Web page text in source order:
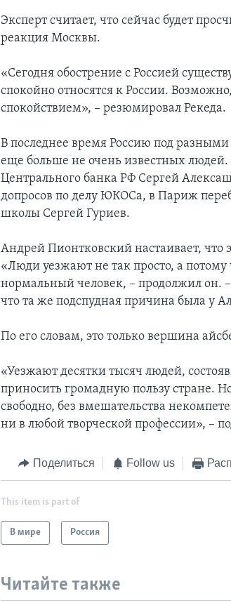
Эксперт считает, что сейчас будет
реакция Москвы.
«Сегодня обострение с Россией
спокойно относятся к России.
спокойствием», – резюмировал Рекеда.
В последнее время Россию под
еще больше не очень известных
Центрального банка РФ Сергей
допросов по делу ЮКОСа, в Париж
школы Сергей Гуриев.
Андрей Пионтковский настаивает, что
«Люди уезжают не так просто, а
нормальный человек, – продолжил он.
что та же подспудная причина была у
По его словам, это только вершина
«Уезжают десятки тысяч людей,
приносить громадную пользу стране.
свободно, без вмешательства
ни в любой творческой профессии», –
Поделиться Follow us
This item is part of
В мире Россия
Читайте также